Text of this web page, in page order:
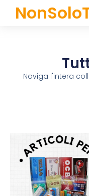
Naviga l'intera